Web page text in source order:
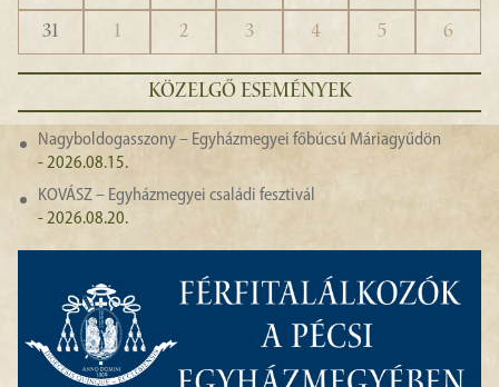
31
1 2 3 4 5 6
KÖZELGŐ ESEMÉNYEK
Nagyboldogasszony – Egyházmegyei főbúcsú Máriagyűdön
- 2026.08.15.
KOVÁSZ – Egyházmegyei családi fesztivál
- 2026.08.20.